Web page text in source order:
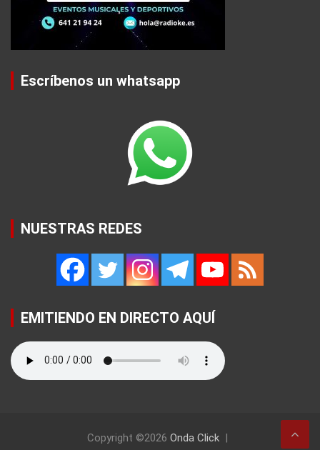
Escríbenos un whatsapp
NUESTRAS REDES
EMITIENDO EN DIRECTO AQUÍ
Copyright ©2026 Onda Click